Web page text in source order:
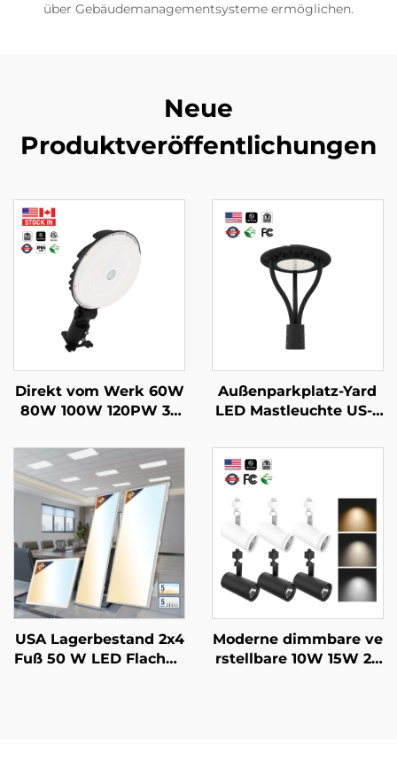
über Gebäudemanagementsysteme ermöglichen.
Neue
Produktveröffentlichungen
Direkt vom Werk 60W
80W 100W 120PW 35
ch LED Scheunenbeleu
chtung Für Parkgarag
en Unterirdische Durc
hgänge Und Flure
Außenparkplatz-Yard
LED Mastleuchte US-L
tahlsäule 30W 40W 60
W 90W LED Gartenleu
USA Lagerbestand 2x4
Fuß 50 W LED Flachpa
Moderne dimmbare ve
rstellbare 10W 15W 20